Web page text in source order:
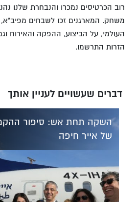
רוב הכרטיסים נמכרו והנבחרת שלנו
משחק. המארגנים זכו לשבחים מפיב"א,
העולמי, על הביצוע, ההפקה והאירוח
הזרות התרשמו.
דברים שעשויים לעניין אותך
השקה תחת אש: סיפור
של אייר חיפה